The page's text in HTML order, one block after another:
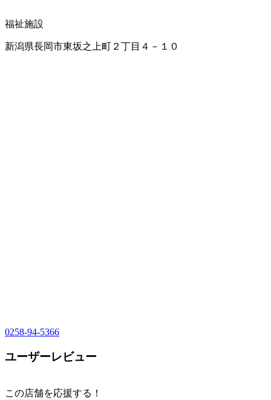
福祉施設
新潟県長岡市東坂之上町２丁目４－１０
0258-94-5366
ユーザーレビュー
この店舗を応援する！